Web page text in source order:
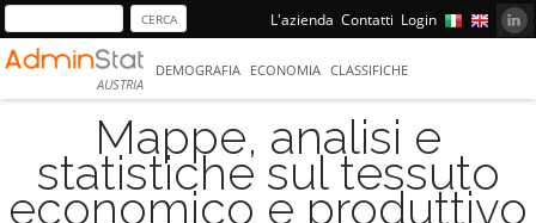
L'azienda Contatti Login
AUSTRIA
DEMOGRAFIA ECONOMIA CLASSIFICHE
Mappe, analisi e
statistiche sul tessuto
economico e produttivo